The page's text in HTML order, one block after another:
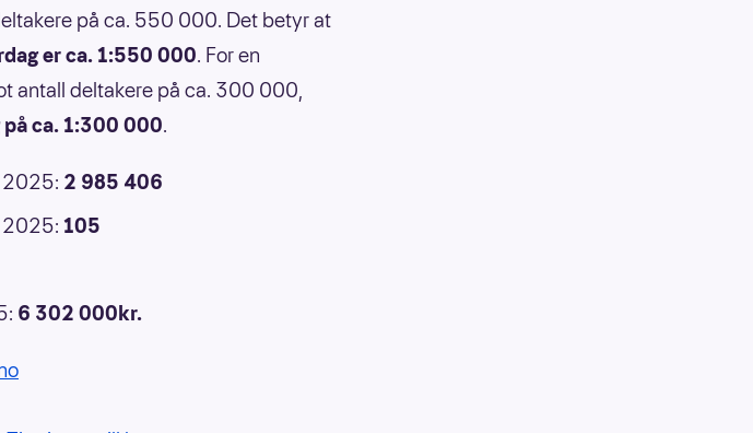
på ca. 550 000. Det betyr at
er ca. 1:550 000. For en
antall deltakere på ca. 300 000,
på ca. 1:300 000.
2025: 2 985 406
2025: 105
6 302 000kr.